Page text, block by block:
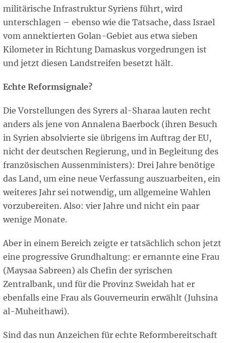
militärische Infrastruktur Syriens führt, wird
unterschlagen – ebenso wie die Tatsache, dass Israel
vom annektierten Golan-Gebiet aus etwa sieben
Kilometer in Richtung Damaskus vorgedrungen ist
und jetzt diesen Landstreifen besetzt hält.
Echte Reformsignale?
Die Vorstellungen des Syrers al-Sharaa lauten recht
anders als jene von Annalena Baerbock (ihren Besuch
in Syrien absolvierte sie übrigens im Auftrag der EU,
nicht der deutschen Regierung, und in Begleitung des
französischen Aussenministers): Drei Jahre benötige
das Land, um eine neue Verfassung auszuarbeiten, ein
weiteres Jahr sei notwendig, um allgemeine Wahlen
vorzubereiten. Also: vier Jahre und nicht ein paar
wenige Monate.
Aber in einem Bereich zeigte er tatsächlich schon jetzt
eine progressive Grundhaltung: er ernannte eine Frau
(Maysaa Sabreen) als Chefin der syrischen
Zentralbank, und für die Provinz Sweidah hat er
ebenfalls eine Frau als Gouverneurin erwählt (Juhsina
al-Muheithawi).
Sind das nun Anzeichen für echte Reformbereitschaft